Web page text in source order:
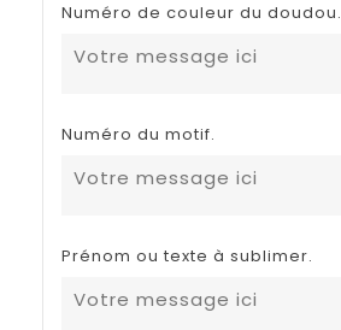
Numéro de couleur du doudou.
Numéro du motif.
Prénom ou texte à sublimer.